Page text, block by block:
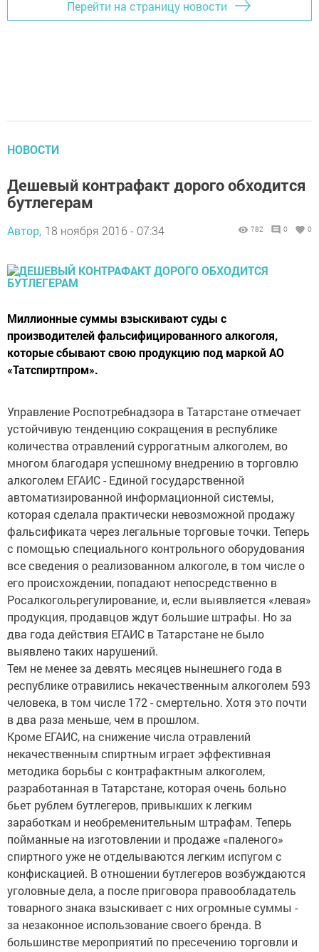
Перейти на страницу новости
НОВОСТИ
Дешевый контрафакт дорого обходится
бутлегерам
Автор, 18 ноября 2016 - 07:34 782 0 0
Миллионные суммы взыскивают суды с
производителей фальсифицированного алкоголя,
которые сбывают свою продукцию под маркой АО
«Татспиртпром».
Управление Роспотребнадзора в Татарстане отмечает
устойчивую тенденцию сокращения в республике
количества отравлений суррогатным алкоголем, во
многом благодаря успешному внедрению в торговлю
алкоголем ЕГАИС - Единой государственной
автоматизированной информационной системы,
которая сделала практически невозможной продажу
фальсификата через легальные торговые точки. Теперь
с помощью специального контрольного оборудования
все сведения о реализованном алкоголе, в том числе о
его происхождении, попадают непосредственно в
Росалкогольрегулирование, и, если выявляется «левая»
продукция, продавцов ждут большие штрафы. Но за
два года действия ЕГАИС в Татарстане не было
выявлено таких нарушений.
Тем не менее за девять месяцев нынешнего года в
республике отравились некачественным алкоголем 593
человека, в том числе 172 - смертельно. Хотя это почти
в два раза меньше, чем в прошлом.
Кроме ЕГАИС, на снижение числа отравлений
некачественным спиртным играет эффективная
методика борьбы с контрафактным алкоголем,
разработанная в Татарстане, которая очень больно
бьет рублем бутлегеров, привыкших к легким
заработкам и необременительным штрафам. Теперь
пойманные на изготовлении и продаже «паленого»
спиртного уже не отделываются легким испугом с
конфискацией. В отношении бутлегеров возбуждаются
уголовные дела, а после приговора правообладатель
товарного знака взыскивает с них огромные суммы -
за незаконное использование своего бренда. В
большинстве мероприятий по пресечению торговли и